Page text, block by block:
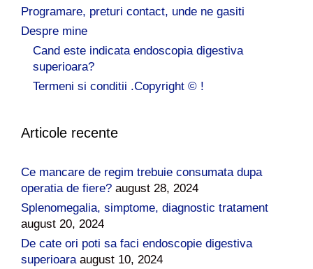
Programare, preturi contact, unde ne gasiti
Despre mine
Cand este indicata endoscopia digestiva
superioara?
Termeni si conditii .Copyright © !
Articole recente
Ce mancare de regim trebuie consumata dupa
operatia de fiere? august 28, 2024
Splenomegalia, simptome, diagnostic tratament
august 20, 2024
De cate ori poti sa faci endoscopie digestiva
superioara august 10, 2024